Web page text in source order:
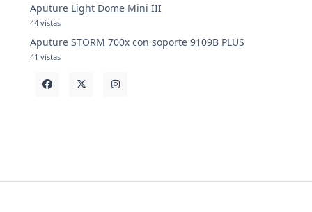
Aputure Light Dome Mini III
44 vistas
Aputure STORM 700x con soporte 9109B PLUS
41 vistas